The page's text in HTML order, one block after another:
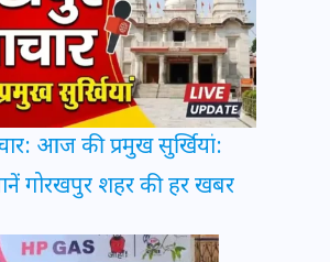
आज की प्रमुख सुर्खियां:
गोरखपुर शहर की हर खबर